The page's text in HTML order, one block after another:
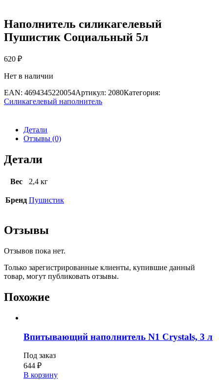
Наполнитель силикагелевый
Пушистик Социальный 5л
620 ₽
Нет в наличии
EAN: 4694345220054Артикул: 2080Категория:
Силикагелевый наполнитель
Детали
Отзывы (0)
Детали
Вес 2,4 кг
Бренд Пушистик
Отзывы
Отзывов пока нет.
Только зарегистрированные клиенты, купившие данный
товар, могут публиковать отзывы.
Похожие
Впитывающий наполнитель N1 Crystals, 3 л
Под заказ
644 ₽
В корзину